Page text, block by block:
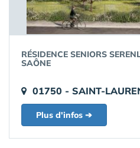
RÉSIDENCE SENIORS
SAÔNE
01750 - SAINT-
Plus d'infos ➔